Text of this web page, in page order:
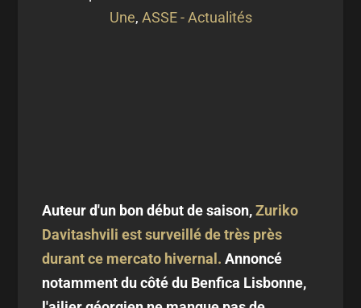
Une, ASSE - Actualités
Auteur d'un bon début de saison,Zuriko
Davitashvili est surveillé de très près
durant ce mercato hivernal. Annoncé
notamment du côté du Benfica Lisbonne,